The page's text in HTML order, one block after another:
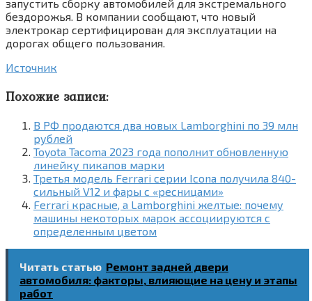
запустить сборку автомобилей для экстремального
бездорожья. В компании сообщают, что новый
электрокар сертифицирован для эксплуатации на
дорогах общего пользования.
Источник
Похожие записи:
В РФ продаются два новых Lamborghini по 39 млн
рублей
Toyota Tacoma 2023 года пополнит обновленную
линейку пикапов марки
Третья модель Ferrari серии Icona получила 840-
сильный V12 и фары с «ресницами»
Ferrari красные, а Lamborghini желтые: почему
машины некоторых марок ассоциируются с
определенным цветом
Читать статью Ремонт задней двери
автомобиля: факторы, влияющие на цену и этапы
работ